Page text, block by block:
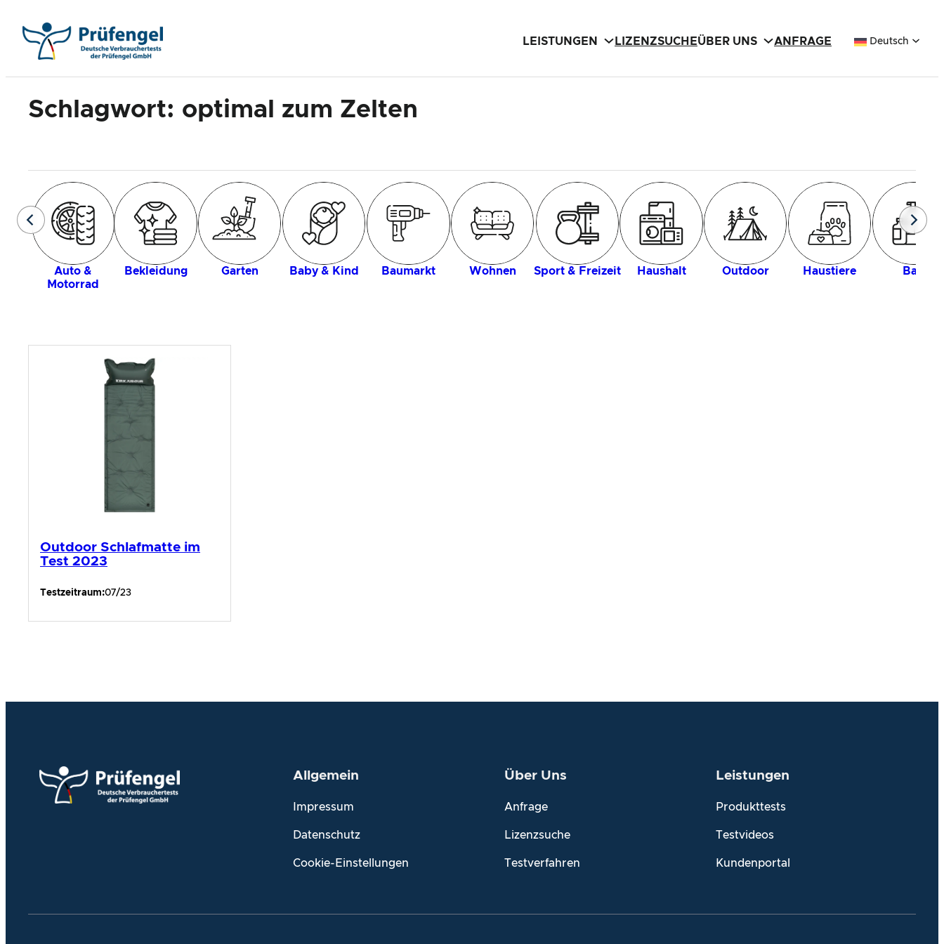
Inhalt
springen
LEISTUNGEN LIZENZSUCHEÜBER UNS ANFRAGE Deutsch
Schlagwort: optimal zum Zelten
Auto &
Motorrad
Bekleidung Garten Baby & Kind Baumarkt Wohnen Sport & Freizeit Haushalt Outdoor Haustiere Bad
Outdoor Schlafmatte im
Test 2023
Testzeitraum:07/23
Allgemein
Impressum
Datenschutz
Cookie-Einstellungen
Über Uns
Anfrage
Lizenzsuche
Testverfahren
Leistungen
Produkttests
Testvideos
Kundenportal